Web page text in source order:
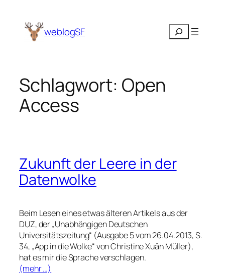
Inhalt
springen weblogSF Suchen
Schlagwort: Open
Access
Zukunft der Leere in der
Datenwolke
Beim Lesen eines etwas älteren Artikels aus der
DUZ, der „Unabhängigen Deutschen
Universitätszeitung“ (Ausgabe 5 vom 26.04.2013, S.
34, „App in die Wolke“ von Christine Xuân Müller),
hat es mir die Sprache verschlagen.
(mehr …)